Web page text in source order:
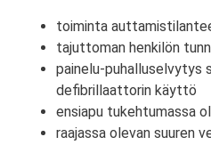
toiminta
tajuttoman henkilön
painelu-puhalluselvytys
defibrillaattorin käyttö
ensiapu tukehtumassa
raajassa olevan suuren